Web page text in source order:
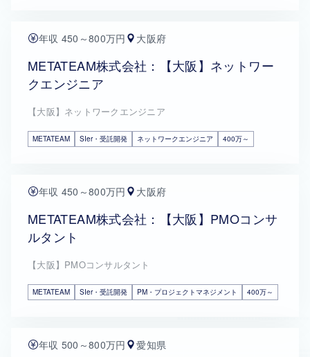
年収 450～800万円 大阪府
METATEAM株式会社：【大阪】ネットワー
クエンジニア
【大阪】ネットワークエンジニア
METATEAM SIer・受託開発 ネットワークエンジニア 400万～
年収 450～800万円 大阪府
METATEAM株式会社：【大阪】PMOコンサ
ルタント
【大阪】PMOコンサルタント
METATEAM SIer・受託開発 PM・プロジェクトマネジメント 400万～
年収 500～800万円 愛知県